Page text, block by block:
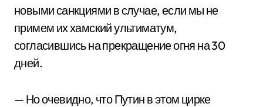
новыми санкциями в случае, если мы не
примем их хамский ультиматум,
согласившись на прекращение огня на 30
дней.
— Но очевидно, что Путин в этом цирке